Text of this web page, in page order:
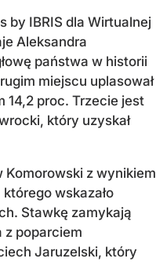
by IBRIS dla Wirtualnej
Aleksandra
państwa w historii
miejscu uplasował
14,2 proc. Trzecie jest
który uzyskał
Komorowski z wynikiem
wskazało
Stawkę zamykają
z poparciem
Jaruzelski, który